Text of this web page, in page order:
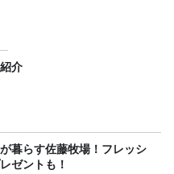
介
暮らす佐藤牧場！フレッシ
ゼントも！